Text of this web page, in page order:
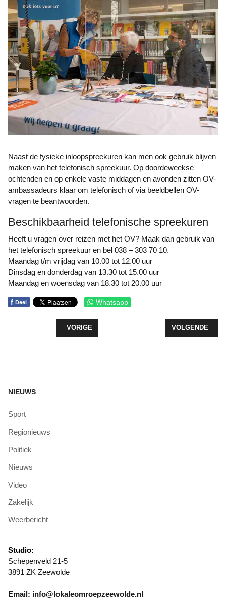
Naast de fysieke inloopspreekuren kan men ook gebruik blijven
maken van het telefonisch spreekuur. Op doordeweekse
ochtenden en op enkele vaste middagen en avonden zitten OV-
ambassadeurs klaar om telefonisch of via beeldbellen OV-
vragen te beantwoorden.
Beschikbaarheid telefonische spreekuren
Heeft u vragen over reizen met het OV? Maak dan gebruik van
het telefonisch spreekuur en bel 038 – 303 70 10.
Maandag t/m vrijdag van 10.00 tot 12.00 uur
Dinsdag en donderdag van 13.30 tot 15.00 uur
Maandag en woensdag van 18.30 tot 20.00 uur
f Deel Whatsapp
VORIG ARTIKEL: SAMEN JOUW BUURT
VORIGE VOLGENDE
VOLGENDE
NIEUWS
Sport
Regionieuws
Politiek
Nieuws
Video
Zakelijk
Weerbericht
Studio:
Schepenveld 21-5
3891 ZK Zeewolde
Email: info@lokaleomroepzeewolde.nl